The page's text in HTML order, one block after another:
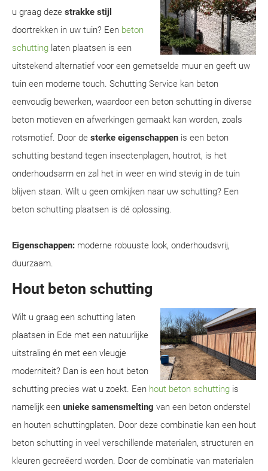
u graag deze strakke stijl
doortrekken in uw tuin? Een beton
schutting laten plaatsen is een
uitstekend alternatief voor een gemetselde muur en geeft uw
tuin een moderne touch. Schutting Service kan beton
eenvoudig bewerken, waardoor een beton schutting in diverse
beton motieven en afwerkingen gemaakt kan worden, zoals
rotsmotief. Door de sterke eigenschappen is een beton
schutting bestand tegen insectenplagen, houtrot, is het
onderhoudsarm en zal het in weer en wind stevig in de tuin
blijven staan. Wilt u geen omkijken naar uw schutting? Een
beton schutting plaatsen is dé oplossing.
Eigenschappen: moderne robuuste look, onderhoudsvrij,
duurzaam.
Hout beton schutting
Wilt u graag een schutting laten
plaatsen in Ede met een natuurlijke
uitstraling én met een vleugje
moderniteit? Dan is een hout beton
schutting precies wat u zoekt. Een hout beton schutting is
namelijk een unieke samensmelting van een beton onderstel
en houten schuttingplaten. Door deze combinatie kan een hout
beton schutting in veel verschillende materialen, structuren en
kleuren gecreëerd worden. Door de combinatie van materialen